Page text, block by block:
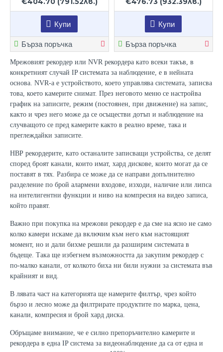
Мрежовият рекордер или NVR рекордера като всеки такъв, в
конкретният случай IP системата за наблюдение, е в нейната
основа. NVR-а е устройството, което управлява системата, записва
това, което камерите снимат. През неговото меню се настройва
график на записите, режим (постоянен, при движение) на запис,
както и чрез него може да се осъществи дотъп и наблюдение на
случващото се пред камерите както в реално време, така и
преглеждайки записите.
НВР рекордерите, като останалите записващи устройства, се делят
според броят канали, които имат, хард дискове, които могат да се
поставят в тях. Разбира се може да се направи допълнително
разделение по брой алармени входове, изходи, наличие или липса
на интелигентни функции и ниво на компресия на видео записа,
който правят.
Важно при покупка на мрежови рекордер е да сме на ясно не само
колко камери искаме да включим към него към настоящият
момент, но и дали бихме решили да разширим системата в
бъдеще. Така ще избегнем възможността да закупим рекордер с
по-малко канали, от колкото биха ни били нужни за системата във
крайният и вид.
В лявата част на категорията ще намерите филтър, чрез който
бързо и лесно може да филтрирате продуктите по марка, цена,
канали, компресия и брой хард диска.
Обръщаме внимание, че е силно препоръчително камерите и
рекордера в една IP система за видеонаблюдение да са от една и
Купи
Бърза поръчка
Купи
Бърза поръчка